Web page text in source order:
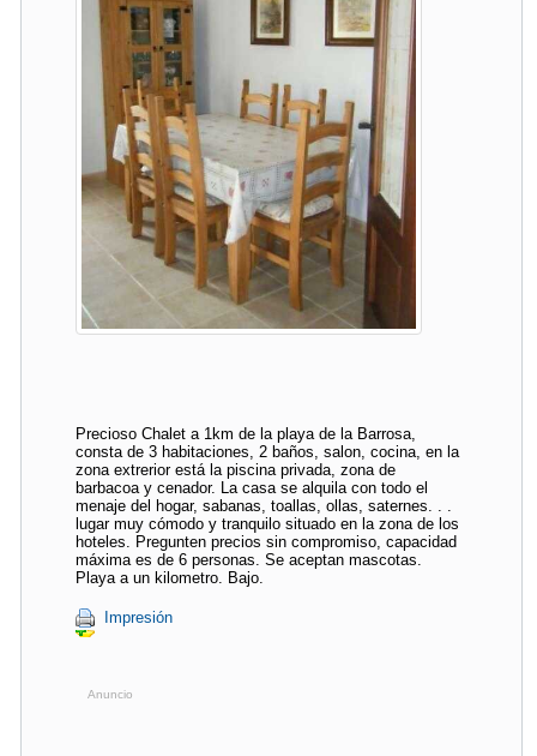
Precioso Chalet a 1km de la playa de la Barrosa,
consta de 3 habitaciones, 2 baños, salon, cocina, en la
zona extrerior está la piscina privada, zona de
barbacoa y cenador. La casa se alquila con todo el
menaje del hogar, sabanas, toallas, ollas, saternes. . .
lugar muy cómodo y tranquilo situado en la zona de los
hoteles. Pregunten precios sin compromiso, capacidad
máxima es de 6 personas. Se aceptan mascotas.
Playa a un kilometro. Bajo.
Impresión
Anuncio